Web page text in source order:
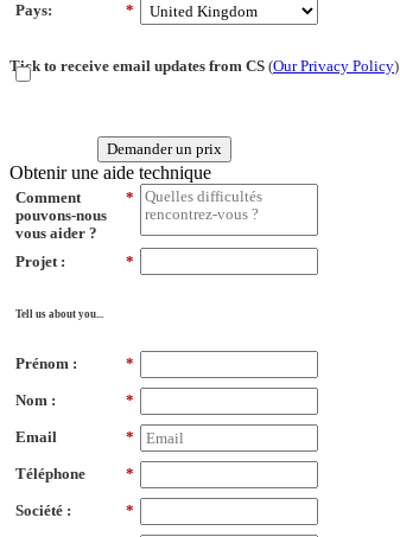
*
Pays:
Tick to receive email updates from CS (Our Privacy Policy)
Demander un prix
Obtenir une aide technique
*
Comment
pouvons-nous
vous aider ?
*
Projet :
Tell us about you...
*
Prénom :
*
Nom :
*
Email
*
Téléphone
*
Société :